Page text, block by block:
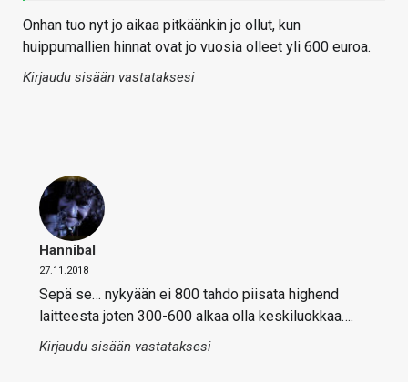
Onhan tuo nyt jo aikaa pitkäänkin jo ollut, kun
huippumallien hinnat ovat jo vuosia olleet yli 600 euroa.
Kirjaudu sisään vastataksesi
Hannibal
27.11.2018
Sepä se… nykyään ei 800 tahdo piisata highend
laitteesta joten 300-600 alkaa olla keskiluokkaa….
Kirjaudu sisään vastataksesi